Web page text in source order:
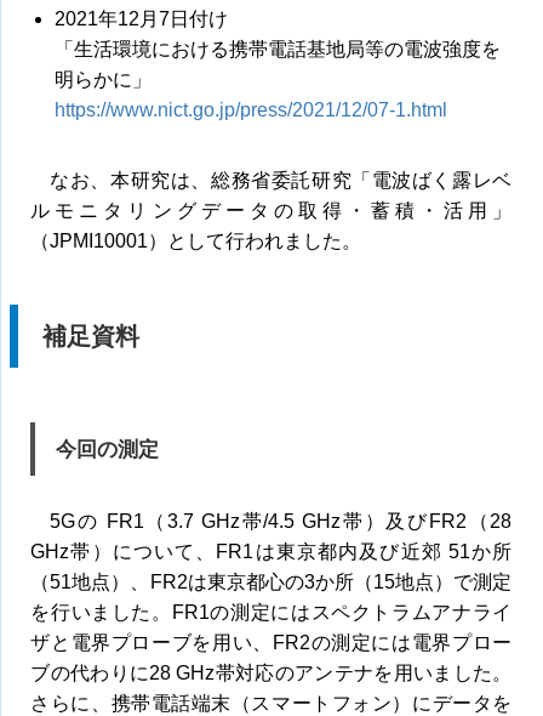
2021年12月7日付け
「生活環境における携帯電話基地局等の電波強度を
明らかに」
https://www.nict.go.jp/press/2021/12/07-1.html
なお、本研究は、総務省委託研究「電波ばく露レベ
ルモニタリングデータの取得・蓄積・活用」
（JPMI10001）として行われました。
補足資料
今回の測定
5Gの FR1（3.7 GHz帯/4.5 GHz帯）及びFR2（28
GHz帯）について、FR1は東京都内及び近郊 51か所
（51地点）、FR2は東京都心の3か所（15地点）で測定
を行いました。FR1の測定にはスペクトラムアナライ
ザと電界プローブを用い、FR2の測定には電界プロー
ブの代わりに28 GHz帯対応のアンテナを用いました。
さらに、携帯電話端末（スマートフォン）にデータを